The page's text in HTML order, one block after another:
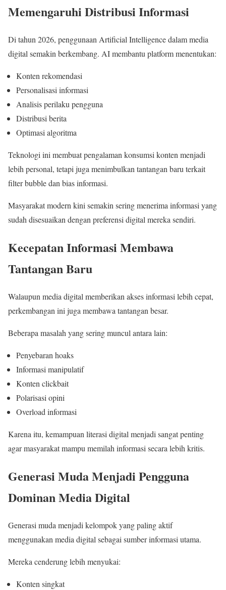
Memengaruhi Distribusi Informasi
Di tahun 2026, penggunaan Artificial Intelligence dalam media
digital semakin berkembang. AI membantu platform menentukan:
Konten rekomendasi
Personalisasi informasi
Analisis perilaku pengguna
Distribusi berita
Optimasi algoritma
Teknologi ini membuat pengalaman konsumsi konten menjadi
lebih personal, tetapi juga menimbulkan tantangan baru terkait
filter bubble dan bias informasi.
Masyarakat modern kini semakin sering menerima informasi yang
sudah disesuaikan dengan preferensi digital mereka sendiri.
Kecepatan Informasi Membawa
Tantangan Baru
Walaupun media digital memberikan akses informasi lebih cepat,
perkembangan ini juga membawa tantangan besar.
Beberapa masalah yang sering muncul antara lain:
Penyebaran hoaks
Informasi manipulatif
Konten clickbait
Polarisasi opini
Overload informasi
Karena itu, kemampuan literasi digital menjadi sangat penting
agar masyarakat mampu memilah informasi secara lebih kritis.
Generasi Muda Menjadi Pengguna
Dominan Media Digital
Generasi muda menjadi kelompok yang paling aktif
menggunakan media digital sebagai sumber informasi utama.
Mereka cenderung lebih menyukai:
Konten singkat